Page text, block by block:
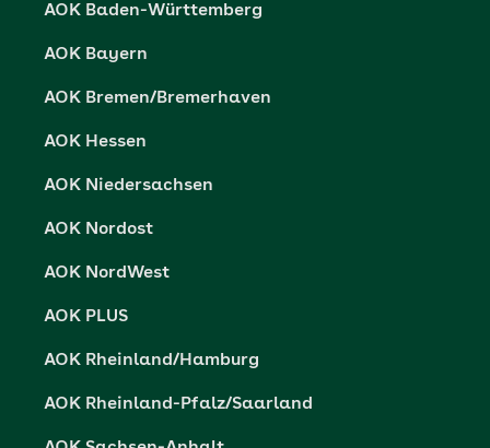
Presse- und Politikportal
Vertriebspartner-Service
AOK Baden-Württemberg
AOK Bayern
AOK Bremen/Bremerhaven
AOK Hessen
AOK Niedersachsen
AOK Nordost
AOK NordWest
AOK PLUS
AOK Rheinland/Hamburg
AOK Rheinland-Pfalz/Saarland